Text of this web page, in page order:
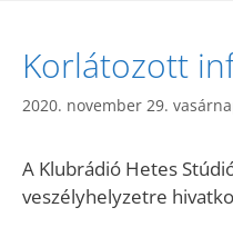
Korlátozott
2020. november 29.
A Klubrádió Hetes
veszélyhelyzetre